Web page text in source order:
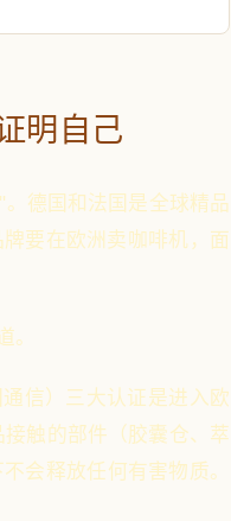
明自己
德国和法国是全球精品
要在欧洲卖咖啡机，面
。
信）三大认证是进入欧
触的部件（胶囊仓、萃
会释放任何有害物质。